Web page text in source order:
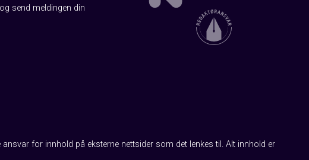
send meldingen din
ansvar for innhold på eksterne nettsider som det lenkes til. Alt innhold er